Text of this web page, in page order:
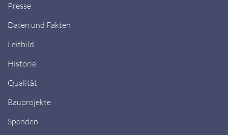
Presse
Daten und Fakten
Leitbild
Historie
Qualität
Bauprojekte
Spenden